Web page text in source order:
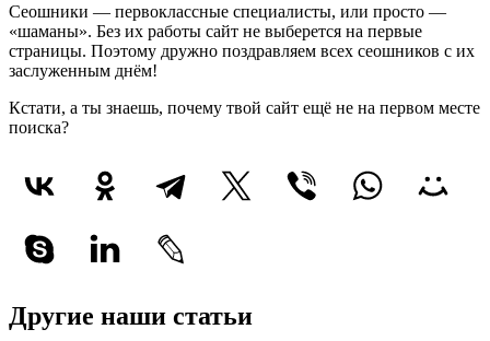
Сеошники — первоклассные специалисты, или просто —
«шаманы». Без их работы сайт не выберется на первые
страницы. Поэтому дружно поздравляем всех сеошников с их
заслуженным днём!
Кстати, а ты знаешь, почему твой сайт ещё не на первом месте
поиска?
Другие наши статьи